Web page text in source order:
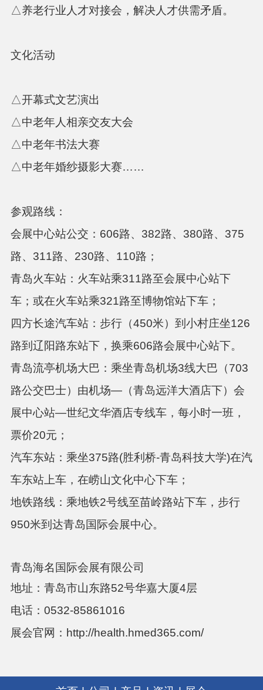
△养老行业人才对接会，解决人才供需矛盾。
文化活动
△开幕式文艺演出
△中老年人相亲交友大会
△中老年书法大赛
△中老年婚纱摄影大赛……
参观路线：
会展中心站公交： 606路、382路、380路、375
路、311路、230路、110路；
青岛火车站： 火车站乘311路至会展中心站下
车；或在火车站乘321路至博物馆站下车；
四方长途汽车站： 步行（450米）到小村庄坐126
路到辽阳路东站下，换乘606路会展中心站下。
青岛流亭机场大巴： 乘坐青岛机场3线大巴（703
路公交巴士）由机场—（青岛远洋大酒店下）会
展中心站—世纪文华酒店专线车，每小时一班，
票价20元；
汽车东站： 乘坐375路(胜利桥-青岛科技大学)在汽
车东站上车，在崂山文化中心下车；
地铁路线： 乘地铁2号线至苗岭路站下车，步行
950米到达青岛国际会展中心。
青岛海名国际会展有限公司
地址：青岛市山东路52号华嘉大厦4层
电话： 0532-85861016
展会官网： http://health.hmed365.com/